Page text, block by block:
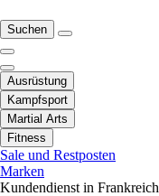
Suchen
Ausrüstung
Kampfsport
Martial Arts
Fitness
Sale und Restposten
Marken
Kundendienst in Frankreich